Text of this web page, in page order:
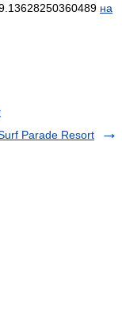
на
Parade Resort